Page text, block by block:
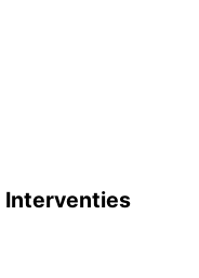
Interventies